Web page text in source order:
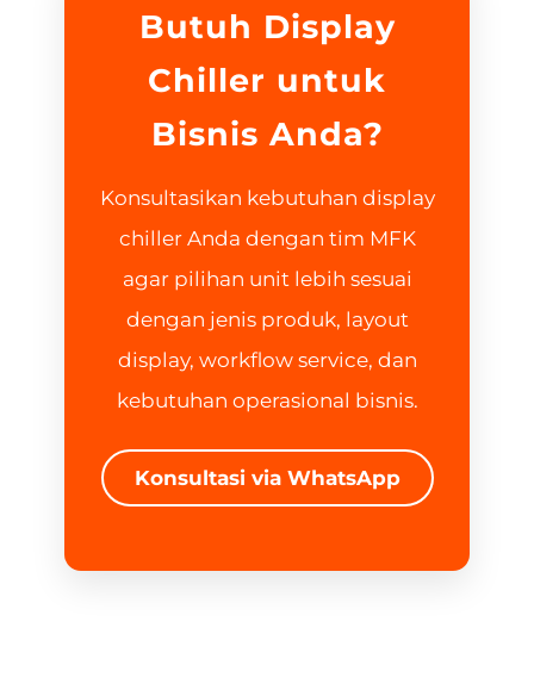
Butuh Display
Chiller untuk
Bisnis Anda?
Konsultasikan kebutuhan display
chiller Anda dengan tim MFK
agar pilihan unit lebih sesuai
dengan jenis produk, layout
display, workflow service, dan
kebutuhan operasional bisnis.
Konsultasi via WhatsApp